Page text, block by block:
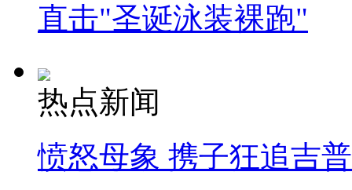
直击"圣诞泳装裸跑"
热点新闻
愤怒母象 携子狂追吉